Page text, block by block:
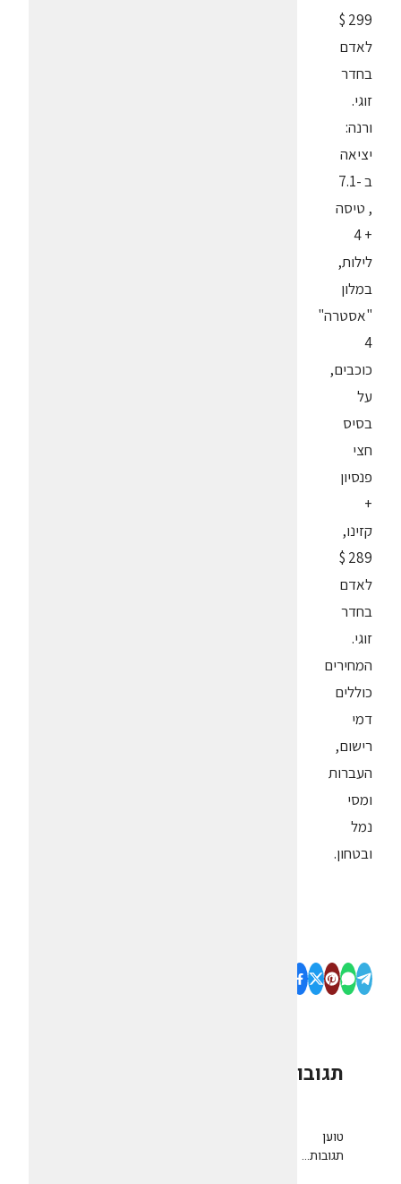
299 $
לאדם
בחדר
זוגי.
ורנה:
יציאה
ב -7.1
, טיסה
+ 4
לילות,
במלון
"אסטרה"
4
כוכבים,
על
בסיס
חצי
פנסיון
+
קזינו,
289 $
לאדם
בחדר
זוגי.
המחירים
כוללים
דמי
רישום,
העברות
ומסי
נמל
ובטחון.
תגובות
טוען
תגובות...